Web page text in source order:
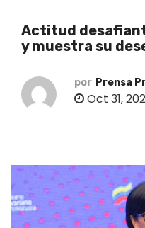
Actitud
y muestra su
por Prensa
Oct 31,